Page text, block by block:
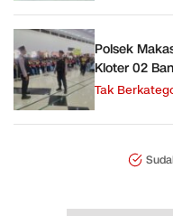
Polsek
Kloter 02
Tak